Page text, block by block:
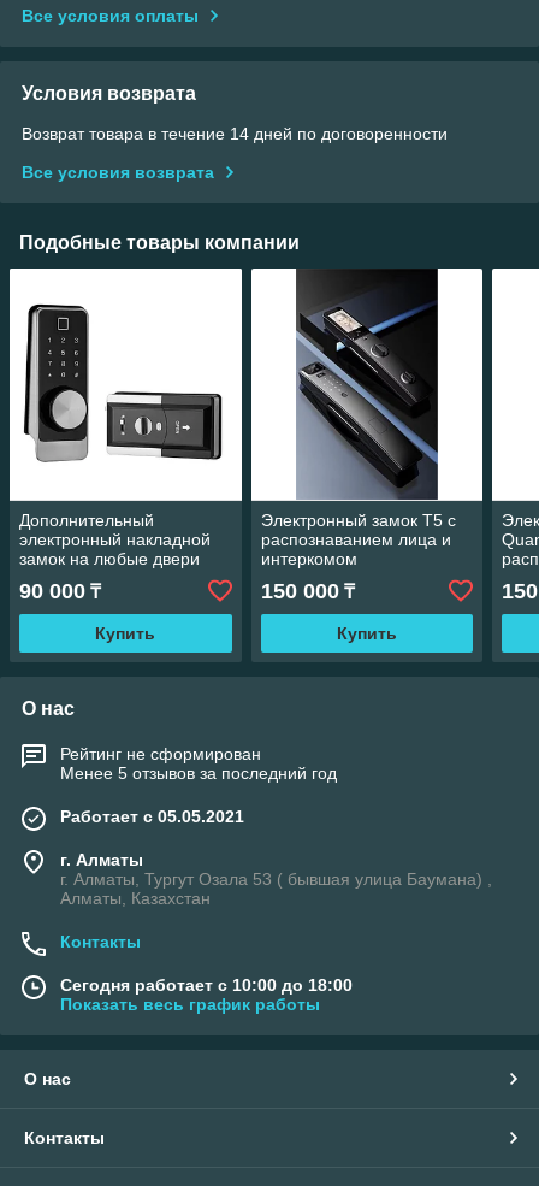
Все условия оплаты
Условия возврата
Возврат товара в течение 14 дней по договоренности
Все условия возврата
Подобные товары компании
Дополнительный
электронный накладной
замок на любые двери
90 000 ₸
Купить
Электронный замок Т5 с
распознаванием лица и
интеркомом
150 000₸
Купить
О нас
Рейтинг не сформирован
Менее 5 отзывов за последний год
Работает с 05.05.2021
г. Алматы
г. Алматы, Тургут Озала 53 ( бывшая улица Баумана) ,
Алматы, Казахстан
Контакты
Сегодня работает с 10:00 до 18:00
Показать весь график работы
О нас
Контакты